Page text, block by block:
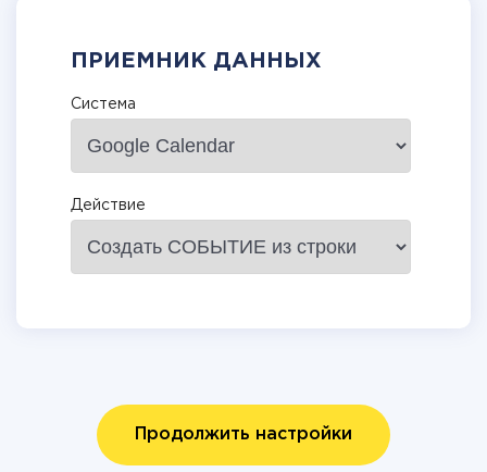
ПРИЕМНИК ДАННЫХ
Система
Действие
Продолжить настройки